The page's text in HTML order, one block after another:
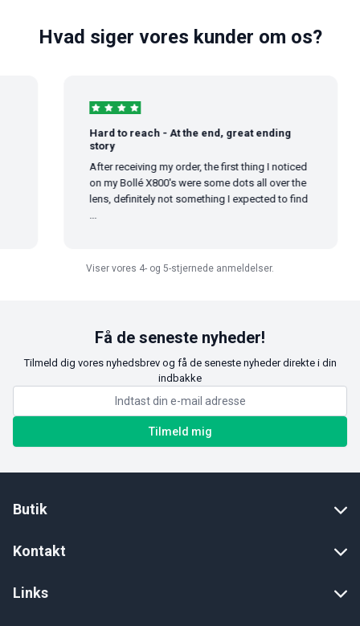
Hvad siger vores kunder om os?
Hard to reach - At the end, great ending
story
After receiving my order, the first thing I noticed
on my Bollé X800's were some dots all over the
lens, definitely not something I expected to find
Viser vores 4- og 5-stjernede anmeldelser.
Få de seneste nyheder!
Tilmeld dig vores nyhedsbrev og få de seneste nyheder direkte i din
indbakke
Tilmeld mig
Butik
Kontakt
Links